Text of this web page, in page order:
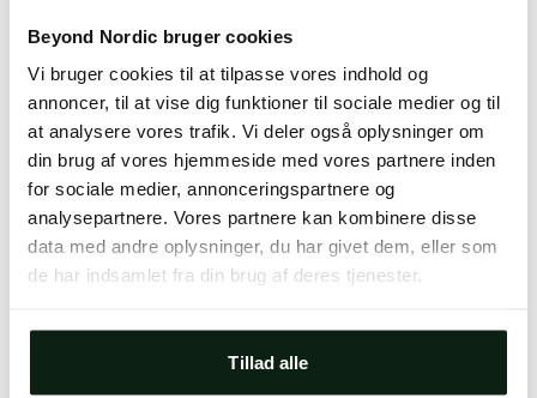
Beyond Nordic bruger cookies
Vi bruger cookies til at tilpasse vores indhold og
annoncer, til at vise dig funktioner til sociale medier og til
at analysere vores trafik. Vi deler også oplysninger om
din brug af vores hjemmeside med vores partnere inden
for sociale medier, annonceringspartnere og
analysepartnere. Vores partnere kan kombinere disse
data med andre oplysninger, du har givet dem, eller som
de har indsamlet fra din brug af deres tjenester.
Tillad alle
issue will be investigated.
Click the button below to refresh the website. If the
issue persists, either try waiting a moment or
reopening your browser.
Clearing your browser cache may also help in some
cases.
We apologize for the inconvenience.